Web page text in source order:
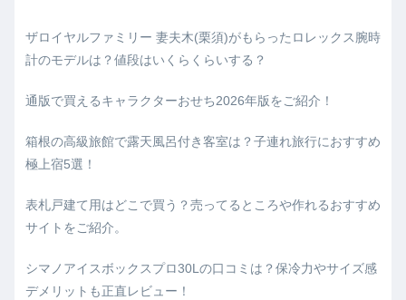
ザロイヤルファミリー 妻夫木(栗須)がもらったロレックス腕時
計のモデルは？値段はいくらくらいする？
通版で買えるキャラクターおせち2026年版をご紹介！
箱根の高級旅館で露天風呂付き客室は？子連れ旅行におすすめ
極上宿5選！
表札戸建て用はどこで買う？売ってるところや作れるおすすめ
サイトをご紹介。
シマノアイスボックスプロ30Lの口コミは？保冷力やサイズ感
デメリットも正直レビュー！